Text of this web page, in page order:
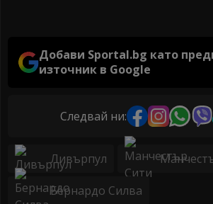
Добави Sportal.bg като
източник в Google
Следвай ни:
Ливърпул
Бернардо Силва